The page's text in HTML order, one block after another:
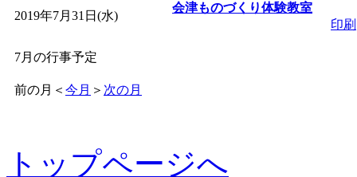
2019年7月31日(水)
会津ものづくり体験教室
印刷
7月の行事予定
前の月 ＜ 今月 ＞ 次の月
トップページへ